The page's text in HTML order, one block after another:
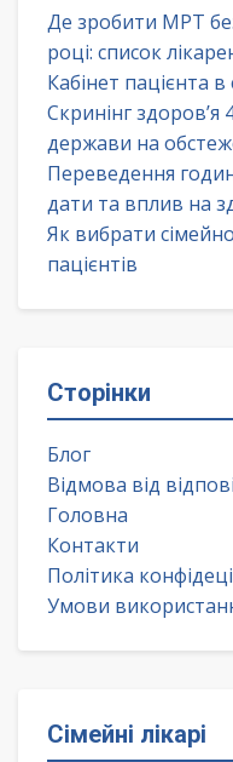
Де зробити МРТ
році: список
Кабінет пацієнта
Скринінг здоров’я
держави на
Переведення
дати та вплив на
Як вибрати
пацієнтів
Сторінки
Блог
Відмова від
Головна
Контакти
Політика
Умови
Сімейні лікарі